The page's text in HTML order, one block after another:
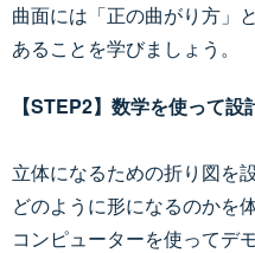
曲面には「正の曲がり方」
あることを学びましょう。
【STEP2】数学を使って設
立体になるための折り図を
どのように形になるのかを
コンピューターを使ってデ